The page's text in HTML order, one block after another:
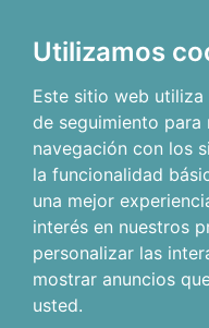
Utilizamos
Este sitio web
de seguimiento para
navegación con los
la funcionalidad
una mejor
interés en nuestros
personalizar las
mostrar anuncios
usted.